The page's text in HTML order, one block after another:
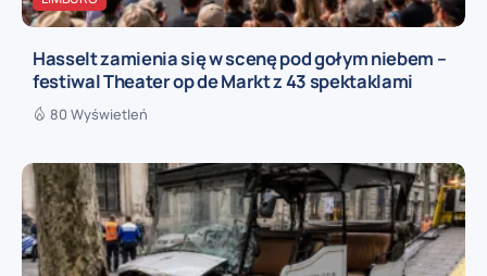
Hasselt zamienia się w scenę pod gołym niebem –
festiwal Theater op de Markt z 43 spektaklami
80 Wyświetleń